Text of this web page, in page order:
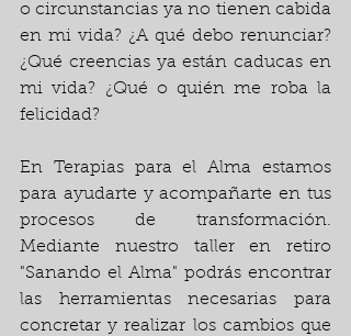
o circunstancias ya no tienen cabida
en mi vida? ¿A qué debo renunciar?
¿Qué creencias ya están caducas en
mi vida? ¿Qué o quién me roba la
felicidad?
En Terapias para el Alma estamos
para ayudarte y acompañarte en tus
procesos de transformación.
Mediante nuestro taller en retiro
"Sanando el Alma" podrás encontrar
las herramientas necesarias para
concretar y realizar los cambios que